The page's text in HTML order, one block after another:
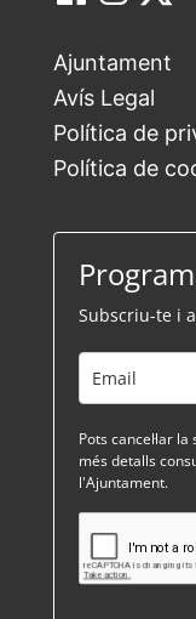
Ajuntament
Avís Legal
Política de
Política de
Subscriu-te i
Pots cancel·lar
més detalls
l'Ajuntament.